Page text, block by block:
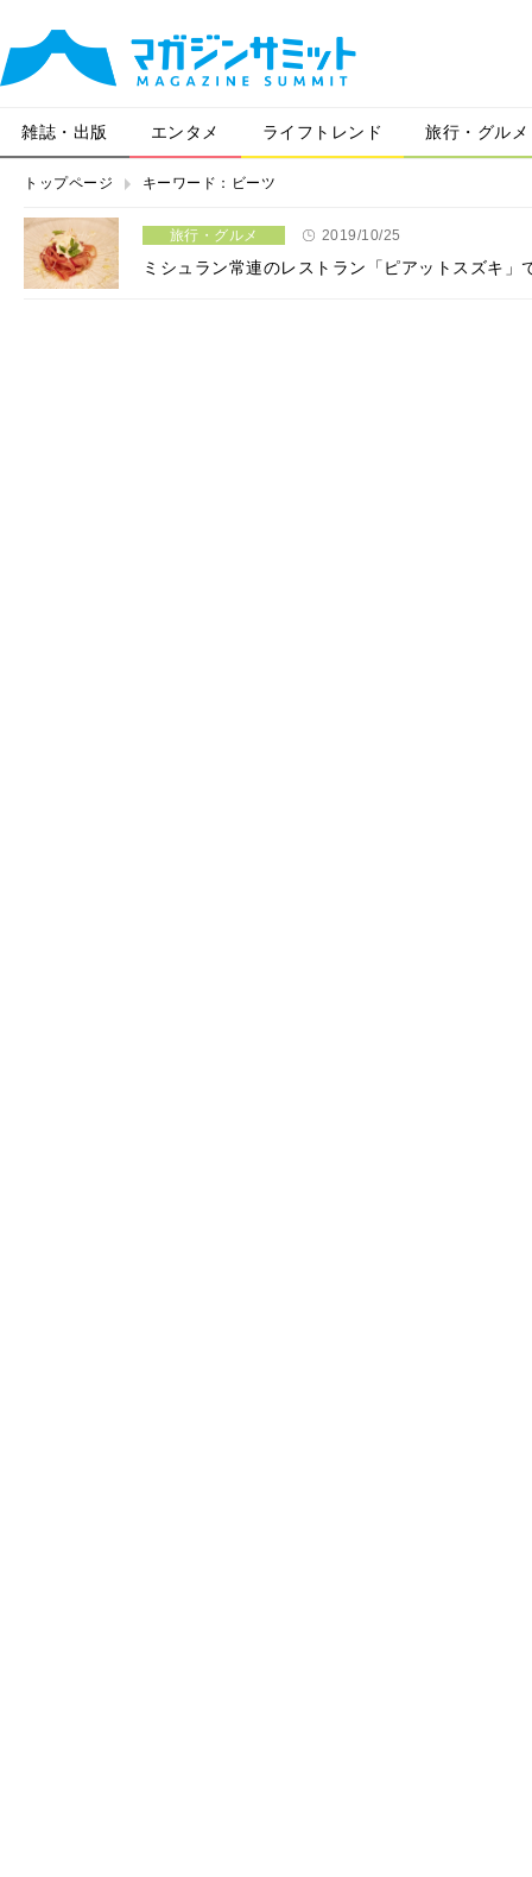
雑誌・出版 エンタメ ライフトレンド 旅行・グルメ
トップページ キーワード：ビーツ
旅行・グルメ 2019/10/25
ミシュラン常連のレストラン「ピアットスズキ